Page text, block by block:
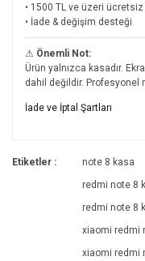
• 1500 TL ve üzeri
• İade & değişim desteği
⚠ Önemli Not:
Ürün yalnızca kasadır.
dahil değildir. Profesyonel
Bu ürünün fiyat bilgisi,
İade ve İptal Şartları
Etiketler : note 8 kasa
redmi note 8
redmi note 8
xiaomi redmi
xiaomi redmi